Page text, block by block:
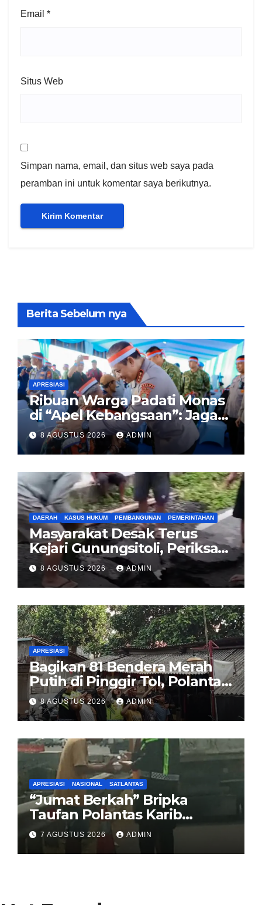
Email *
Situs Web
Simpan nama, email, dan situs web saya pada
peramban ini untuk komentar saya berikutnya.
Berita Sebelum nya
APRESIASI
Ribuan Warga Padati Monas
di “Apel Kebangsaan”: Jaga
Jakarta Berarti Jaga
Indonesia
8 AGUSTUS 2026 ADMIN
DAERAH KASUS HUKUM PEMBANGUNAN PEMERINTAHAN
Masyarakat Desak Terus
Kejari Gunungsitoli, Periksa
dan Usut Tuntas Dugaan
Korupsi Proyek Jalan
Sirombu-Afulu (MYC) Senilai
Rp321 Miliar
8 AGUSTUS 2026 ADMIN
APRESIASI
Bagikan 81 Bendera Merah
Putih di Pinggir Tol, Polantas
Karib BSD Ajak Warga Miskin
Kibarkan Sang Saka
8 AGUSTUS 2026 ADMIN
APRESIASI NASIONAL SATLANTAS
“Jumat Berkah” Bripka
Taufan Polantas Karib
Bagikan Nasi Kotak untuk
Sopir Truk yang Mogok di KM
00 Pondok Aren
7 AGUSTUS 2026 ADMIN